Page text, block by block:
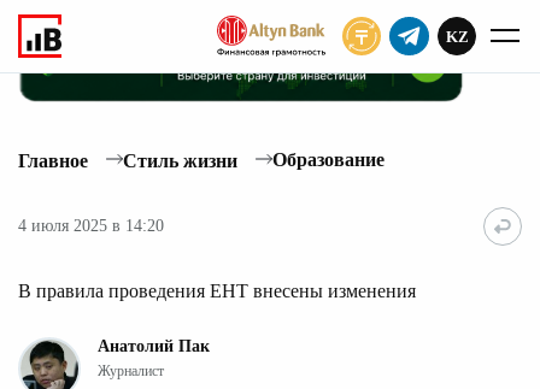
KZ
Главное Стиль жизни Образование
4 июля 2025 в 14:20
В правила проведения ЕНТ внесены изменения
Анатолий Пак
Журналист